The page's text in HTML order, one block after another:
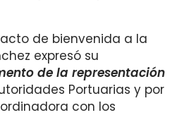
de bienvenida a la
expresó su
de la representación
Portuarias y por
con los